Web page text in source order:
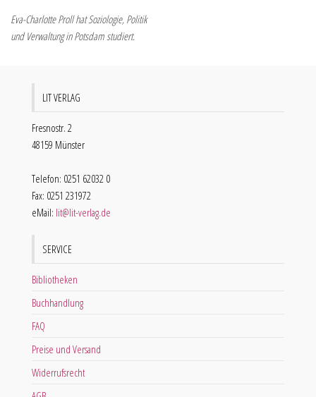
Eva-Charlotte Proll hat Soziologie, Politik
und Verwaltung in Potsdam studiert.
LIT VERLAG
Fresnostr. 2
48159 Münster
Telefon: 0251 62032 0
Fax: 0251 231972
eMail: lit@lit-verlag.de
SERVICE
Bibliotheken
Buchhandlung
FAQ
Preise und Versand
Widerrufsrecht